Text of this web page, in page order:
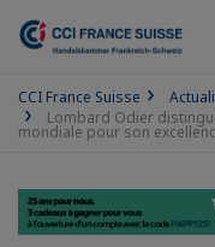
CCI France Suisse
Lombard Odier
mondiale pour son